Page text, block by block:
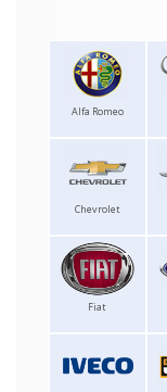
Alfa Romeo
Chevrolet
Fiat